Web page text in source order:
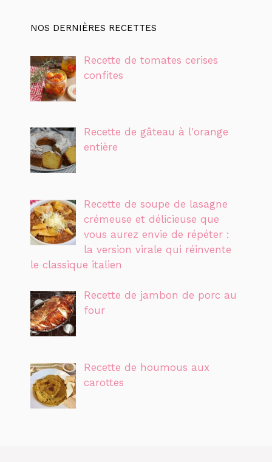
NOS DERNIÈRES RECETTES
Recette de tomates cerises
confites
Recette de gâteau à l'orange
entière
Recette de soupe de lasagne
crémeuse et délicieuse que
vous aurez envie de répéter :
la version virale qui réinvente
le classique italien
Recette de jambon de porc au
four
Recette de houmous aux
carottes